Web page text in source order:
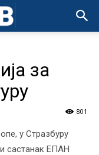
за
801
у Стразбуру
састанак ЕПАН